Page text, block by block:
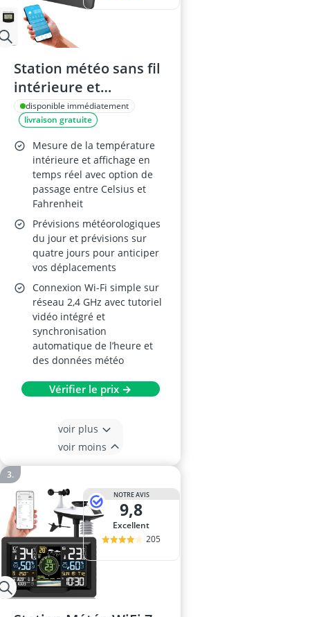
Station météo sans fil
intérieure et
extérieure Wi-Fi –
Prévisions à 5 jours
disponible immédiatement
livraison gratuite
Mesure de la température
intérieure et affichage en
temps réel avec option de
passage entre Celsius et
Fahrenheit
Prévisions météorologiques
du jour et prévisions sur
quatre jours pour anticiper
vos déplacements
Connexion Wi-Fi simple sur
réseau 2,4 GHz avec tutoriel
vidéo intégré et
synchronisation
automatique de l’heure et
des données météo
Vérifier le prix →
voir plus
voir moins
NOTRE AVIS
9,8
Excellent
205